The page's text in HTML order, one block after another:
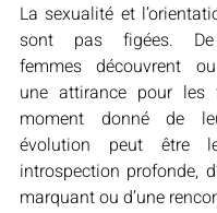
La sexualité et
sont pas figées. De
femmes découvrent
une attirance pour les
moment donné de
évolution peut être
introspection profonde,
marquant ou d’une